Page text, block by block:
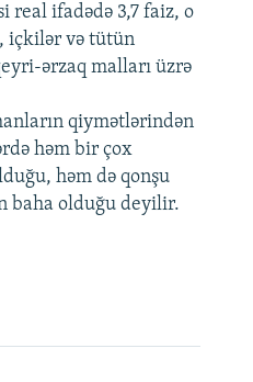
real ifadədə 3,7 faiz, o
içkilər və tütün
ərzaq malları üzrə
qiymətlərindən
həm bir çox
həm də qonşu
baha olduğu deyilir.